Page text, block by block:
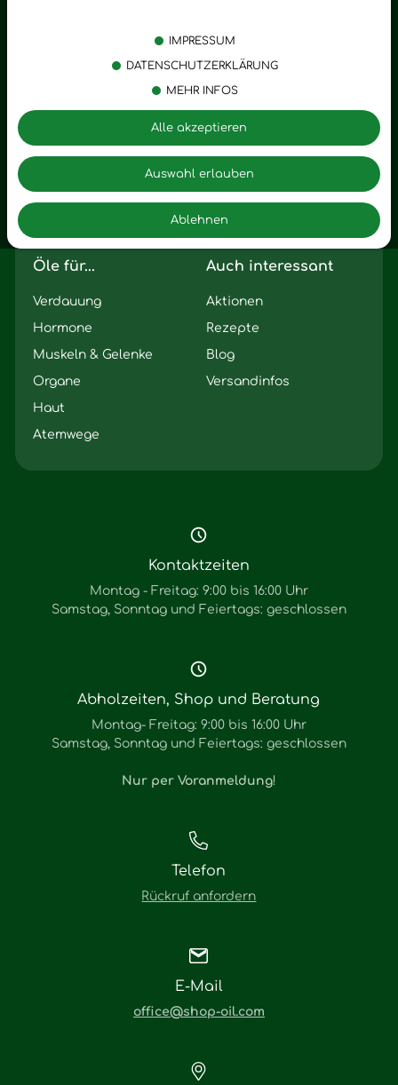
IMPRESSUM
DATENSCHUTZERKLÄRUNG
MEHR INFOS
Ablehnen
Auswahl erlauben
Alle akzeptieren
Zuhause
Stress
Entspannung
Trauer
Romantik
Motivation
Seelischer Schlag
Öle für...
Verdauung
Hormone
Muskeln & Gelenke
Organe
Haut
Atemwege
Auch interessant
Aktionen
Rezepte
Blog
Versandinfos
Kontaktzeiten
Montag - Freitag: 9:00 bis 16:00 Uhr
Samstag, Sonntag und Feiertags: geschlossen
Abholzeiten, Shop und Beratung
Montag- Freitag: 9:00 bis 16:00 Uhr
Samstag, Sonntag und Feiertags: geschlossen
Nur per Voranmeldung!
Telefon
Rückruf anfordern
E-Mail
office@shop-oil.com